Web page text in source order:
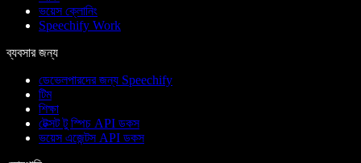
ভয়েস ক্লোনিং
Speechify Work
ব্যবসার জন্য
ডেভেলপারদের জন্য Speechify
টিম
শিক্ষা
টেক্সট টু স্পিচ API ডকস
ভয়েস এজেন্টস API ডকস